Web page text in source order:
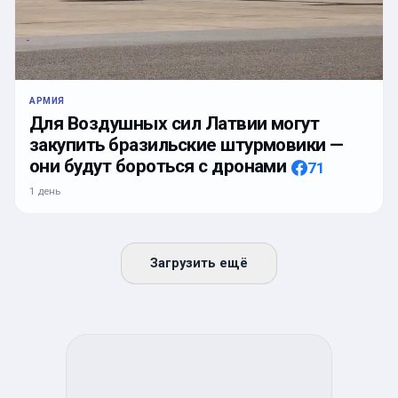
АРМИЯ
Для Воздушных сил Латвии могут
закупить бразильские штурмовики —
они будут бороться с дронами
71
1 день
Загрузить ещё